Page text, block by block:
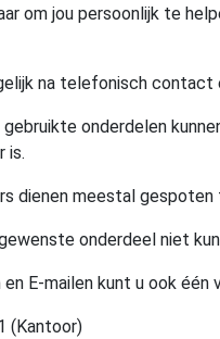
om jou persoonlijk te
na telefonisch contact
gebruikte onderdelen
is.
dienen meestal
onderdeel niet
E-mailen kunt u ook één
(Kantoor)